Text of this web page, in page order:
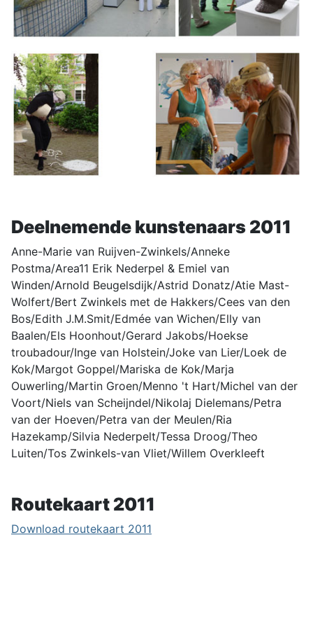
Deelnemende kunstenaars 2011
Anne-Marie van Ruijven-Zwinkels/Anneke
Postma/Area11 Erik Nederpel & Emiel van
Winden/Arnold Beugelsdijk/Astrid Donatz/Atie Mast-
Wolfert/Bert Zwinkels met de Hakkers/Cees van den
Bos/Edith J.M.Smit/Edmée van Wichen/Elly van
Baalen/Els Hoonhout/Gerard Jakobs/Hoekse
troubadour/Inge van Holstein/Joke van Lier/Loek de
Kok/Margot Goppel/Mariska de Kok/Marja
Ouwerling/Martin Groen/Menno 't Hart/Michel van der
Voort/Niels van Scheijndel/Nikolaj Dielemans/Petra
van der Hoeven/Petra van der Meulen/Ria
Hazekamp/Silvia Nederpelt/Tessa Droog/Theo
Luiten/Tos Zwinkels-van Vliet/Willem Overkleeft
Routekaart 2011
Download routekaart 2011